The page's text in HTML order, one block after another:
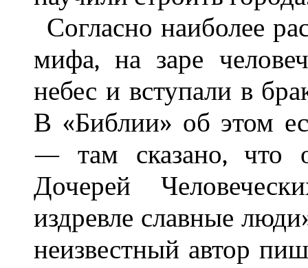
Согласно наиболее
мифа, на заре
небес и вступали в
В «Библии» об этом
— там сказано, что
Дочерей
издревле славные
неизвестный автор